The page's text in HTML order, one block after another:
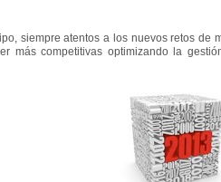
siempre atentos a los nuevos retos de
más competitivas optimizando la